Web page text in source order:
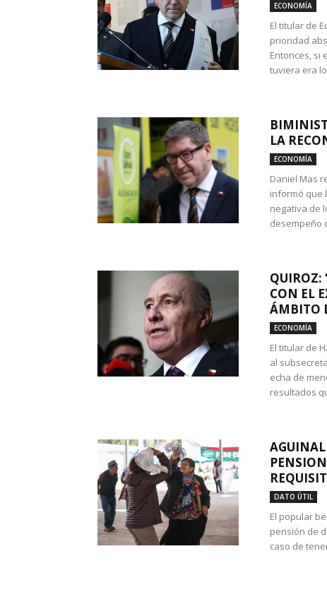
ECONOMÍA
El titular de
prioridad
Entonces, si
tuviera era
LA
ECONOMÍA
Daniel Mas
informó que
negativa de
desempeño
QUIROZ:
CON EL
ÁMBITO
ECONOMÍA
El titular de
al
echa de
resultados
DATO ÚTIL
El popular
pensión de
caso de